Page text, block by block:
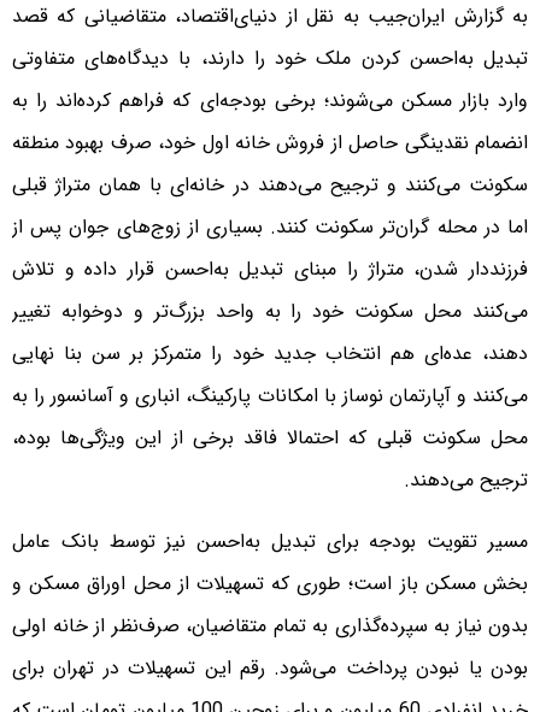
به گزارش ایران‌جیب به نقل از دنیای‌اقتصاد، متقاضیانی که قصد
تبدیل به‌احسن کردن ملک خود را دارند، با دیدگاه‌های متفاوتی
وارد بازار مسکن می‌شوند؛ برخی بودجه‌ای که فراهم کرده‌اند را به
انضمام نقدینگی حاصل از فروش خانه اول خود، صرف بهبود منطقه
سکونت می‌کنند و ترجیح می‌دهند در خانه‌ای با همان متراژ قبلی
اما در محله گران‌تر سکونت کنند. بسیاری از زوج‌های جوان پس از
فرزنددار شدن، متراژ را مبنای تبدیل به‌احسن قرار داده و تلاش
می‌کنند محل سکونت خود را به واحد بزرگ‌تر و دوخوابه تغییر
دهند، عده‌ای هم انتخاب جدید خود را متمرکز بر سن بنا نهایی
می‌کنند و آپارتمان نوساز با امکانات پارکینگ، انباری و آسانسور را به
محل سکونت قبلی که احتمالا فاقد برخی از این ویژگی‌ها بوده،
ترجیح می‌دهند.
مسیر تقویت بودجه برای تبدیل به‌احسن نیز توسط بانک عامل
بخش مسکن باز است؛ طوری که تسهیلات از محل اوراق مسکن و
بدون نیاز به سپرده‌گذاری به تمام متقاضیان، صرف‌نظر از خانه اولی
بودن یا نبودن پرداخت می‌شود. رقم این تسهیلات در تهران برای